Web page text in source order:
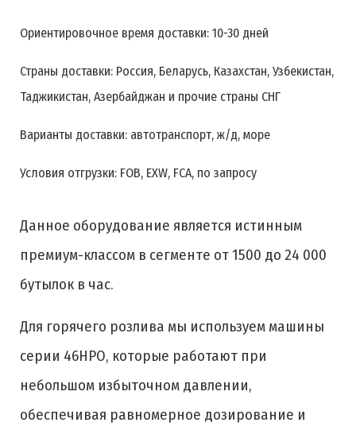
Ориентировочное время доставки: 10-30 дней
Страны доставки: Россия, Беларусь, Казахстан, Узбекистан,
Таджикистан, Азербайджан и прочие страны СНГ
Варианты доставки: автотранспорт, ж/д, море
Условия отгрузки: FOB, EXW, FCA, по запросу
Данное оборудование является истинным
премиум-классом в сегменте от 1500 до 24 000
бутылок в час.
Для горячего розлива мы используем машины
серии 46HPO, которые работают при
небольшом избыточном давлении,
обеспечивая равномерное дозирование и